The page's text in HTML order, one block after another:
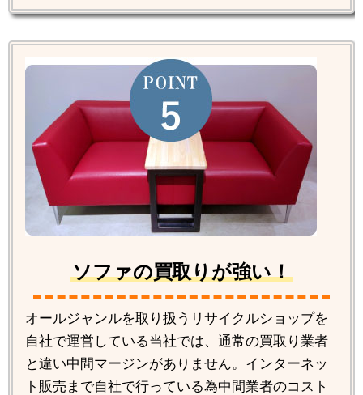
ソファの買取りが強い！
オールジャンルを取り扱うリサイクルショップを
自社で運営している当社では、通常の買取り業者
と違い中間マージンがありません。インターネッ
ト販売まで自社で行っている為中間業者のコスト